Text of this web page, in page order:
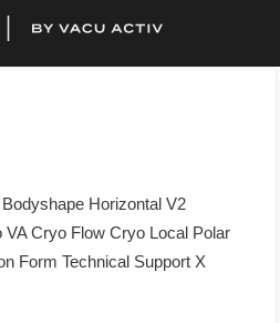
Horizontal V2
Cryo Flow Cryo Local Polar
Form Technical Support X